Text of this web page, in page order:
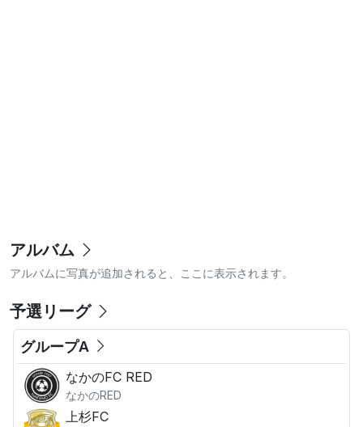
アルバム
アルバムに写真が追加されると、ここに表示されます。
予選リーグ
グループA
なかのFC RED
なかのRED
上杉FC